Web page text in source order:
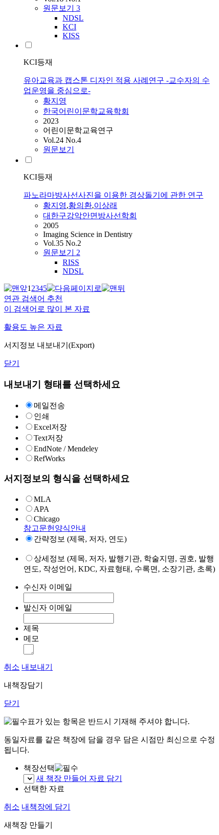
원문보기 3
NDSL
KCI
KISS
KCI등재
유아교육과 캡스톤 디자인 적용 사례연구 -교수자의 수
업운영을 중심으로-
황지영
한국어린이문학교육학회
2023
어린이문학교육연구
Vol.24 No.4
원문보기
KCI등재
파노라마방사선사진을 이용한 경상돌기에 관한 연구
황지영,황의환,이상래
대한구강악안면방사선학회
2005
Imaging Science in Dentistry
Vol.35 No.2
원문보기 2
RISS
NDSL
12345
연관 검색어 추천
이 검색어로 많이 본 자료
활용도 높은 자료
서지정보 내보내기(Export)
닫기
내보내기 형태를 선택하세요
메일전송
인쇄
Excel저장
Text저장
EndNote / Mendeley
RefWorks
서지정보의 형식을 선택하세요
MLA
APA
Chicago
참고문헌양식안내
간략정보 (제목, 저자, 연도)
상세정보 (제목, 저자, 발행기관, 학술지명, 권호, 발행
연도, 작성언어, KDC, 자료형태, 수록면, 소장기관, 초록)
수신자 이메일
발신자 이메일
제목
메모
취소 내보내기
내책장담기
닫기
표가 있는 항목은 반드시 기재해 주셔야 합니다.
동일자료를 같은 책장에 담을 경우 담은 시점만 최신으로 수정
됩니다.
책장선택
새 책장 만들어 자료 담기
선택한 자료
취소 내책장에 담기
새책장 만들기